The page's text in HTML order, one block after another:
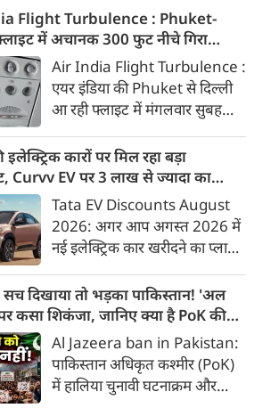
पर रोक लगाने का आदेश दिया है।
कार्रवाई उन उत्पादों की पैकेजिंग और
बिक्री में किए गए ‘100 per cent’
यानी 100 प्रतिशत दावों को लेकर
की गई है। FSSAI का कहना है कि
इस तरह के दावे भ्रामक हो सकते हैं
और खाद्य नियमों के अनुरूप नहीं हैं।
Flight Turbulence : Phuket-
में अचानक 300 फुट नीचे गिरा
यात्री और क्रू घायल, फ्लाइट में Seat
जरूरी है?
Air India Flight Turbulence :
एयर इंडिया की Phuket से दिल्ली
आ रही फ्लाइट में मंगलवार सुबह
करना पड़ा। इस दौरान विमान की
ऊंचाई में करीब 300 फीट का
अचानक बदलाव हुआ, जिससे विमान
में सवार कुछ यात्रियों और क्रू मेंबर्स
को चोटें आईं। एयर इंडिया की यह
उड़ान AI 2379 थी और इसमें 134
यात्री सवार थे। विमान Airbus
A320 था।
कारों पर मिल रहा बड़ा
Curvv EV पर 3 लाख से ज्यादा का
Tata EV Discounts August
2026: अगर आप अगस्त 2026 में
नई इलेक्ट्रिक कार खरीदने का प्लान
डीलरशिप पर इस महीने कई
आकर्षक ऑफर्स मिल रहे हैं। कंपनी
चुनिंदा EV मॉडल और वेरिएंट पर
कैश डिस्काउंट, एक्सचेंज ऑफर,
स्क्रैपेज बेनिफिट और लॉयल्टी
इंसेंटिव दे रही है।
दिखाया तो भड़का पाकिस्तान! 'अल
कसा शिकंजा, जानिए क्या है PoK की
Al Jazeera ban in Pakistan:
पाकिस्तान अधिकृत कश्मीर (PoK)
में हालिया चुनावी घटनाक्रम और